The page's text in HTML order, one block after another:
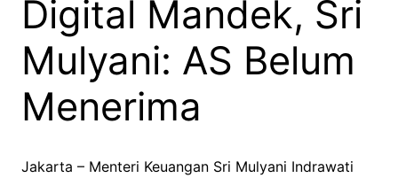
Digital Mandek, Sri
Mulyani: AS Belum
Menerima
Jakarta – Menteri Keuangan Sri Mulyani Indrawati